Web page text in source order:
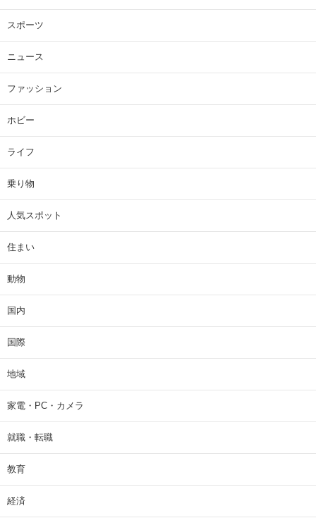
スポーツ
ニュース
ファッション
ホビー
ライフ
乗り物
人気スポット
住まい
動物
国内
国際
地域
家電・PC・カメラ
就職・転職
教育
経済